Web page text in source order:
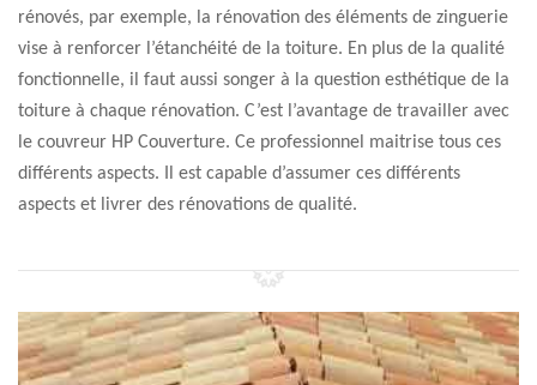
rénovés, par exemple, la rénovation des éléments de zinguerie
vise à renforcer l’étanchéité de la toiture. En plus de la qualité
fonctionnelle, il faut aussi songer à la question esthétique de la
toiture à chaque rénovation. C’est l’avantage de travailler avec
le couvreur HP Couverture. Ce professionnel maitrise tous ces
différents aspects. Il est capable d’assumer ces différents
aspects et livrer des rénovations de qualité.